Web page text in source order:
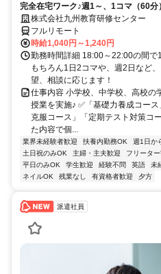
完全在宅ワーク♪週1～、1コマ（60分
株式会社九州教育研修センター
フルリモート
時給1,040円～1,240円
勤務時間詳細 18:00～22:00の間で
もちろん1日2コマや、週2日など
望、相談に応じます！
仕事内容 小学校、中学校、高校の
授業を実施♪ ✅「基礎力養成コー
克服コース」「定期テスト対策コ
た内容で個...
業界未経験者歓迎 扶養内勤務OK 週1日か
土日祝のみOK
主婦・主夫歓迎 フリータ
平日のみOK
学生歓迎 経験不問 英語 未
ネイルOK
残業なし 有資格者歓迎 夕方
派遣社員